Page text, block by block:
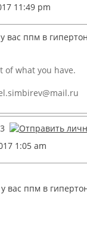
11:49 pm
вас ппм в
of what you have.
1:05 am
вас ппм в